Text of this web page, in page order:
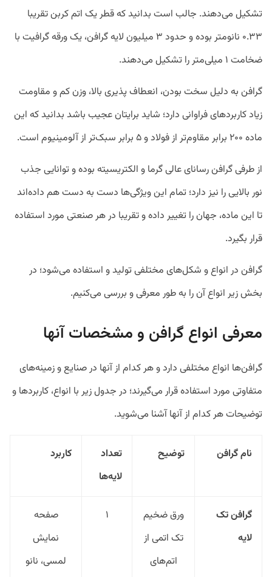
تشکیل می‌دهند. جالب است بدانید که قطر یک اتم کربن تقریبا
۰.۳۳ نانومتر بوده و حدود ۳ میلیون لایه گرافن، یک ورقه گرافیت با
ضخامت ۱ میلی‌متر را تشکیل می‌دهند.
گرافن به دلیل سخت بودن، انعطاف پذیری بالا، وزن کم و مقاومت
زیاد کاربردهای فراوانی دارد؛ شاید برایتان عجیب باشد بدانید که این
ماده ۲۰۰ برابر مقاوم‌تر از فولاد و ۵ برابر سبک‌تر از آلومینیوم است.
از طرفی گرافن رسانای عالی گرما و الکتریسیته بوده و توانایی جذب
نور بالایی را نیز دارد؛ تمام این ویژگی‌ها دست به دست هم داده‌اند
تا این ماده، جهان را تغییر داده و تقریبا در هر صنعتی مورد استفاده
قرار بگیرد.
گرافن در انواع و شکل‌های مختلفی تولید و استفاده می‌شود؛ در
بخش زیر انواع آن را به طور معرفی و بررسی می‌کنیم.
معرفی انواع گرافن و مشخصات آنها
گرافن‌ها انواع مختلفی دارد و هر کدام از آنها در صنایع و زمینه‌های
متفاوتی مورد استفاده قرار می‌گیرند؛ در جدول زیر با انواع، کاربردها و
توضیحات هر کدام از آنها آشنا می‌شوید.
نام گرافن توضیح
تعداد
لایه‌ها
کاربرد
گرافن تک
لایه
ورق ضخیم
تک اتمی از
اتم‌های
۱
صفحه
نمایش
لمسی، نانو